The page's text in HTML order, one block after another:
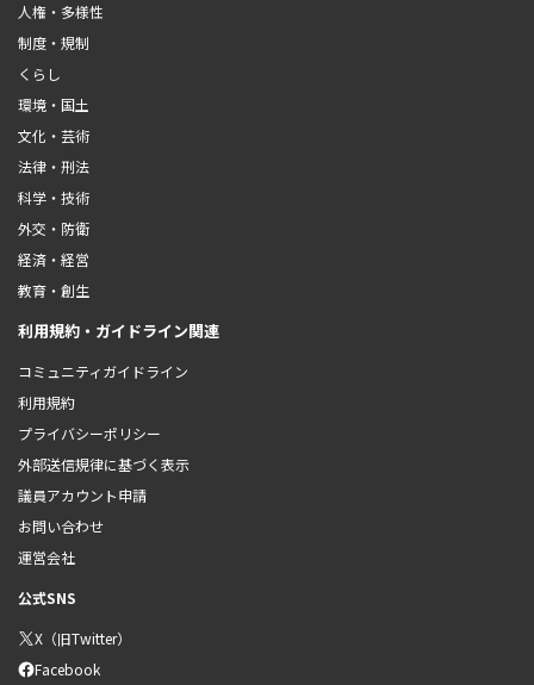
人権・多様性
制度・規制
くらし
環境・国土
文化・芸術
法律・刑法
科学・技術
外交・防衛
経済・経営
教育・創生
利用規約・ガイドライン関連
コミュニティガイドライン
利用規約
プライバシーポリシー
外部送信規律に基づく表示
議員アカウント申請
お問い合わせ
運営会社
公式SNS
X（旧Twitter）
Facebook